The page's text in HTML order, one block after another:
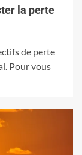
la perte
de perte
Pour vous